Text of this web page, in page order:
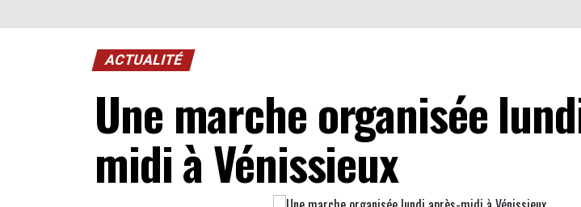
ACTUALITÉ
Une marche organisée
midi à Vénissieux